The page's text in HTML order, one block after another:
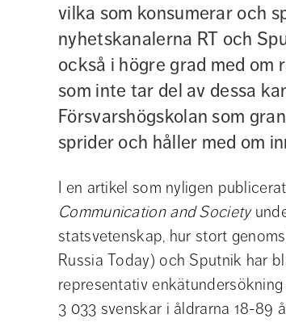
vilka som konsumerar och
nyhetskanalerna RT och
också i högre grad med
som inte tar del av dessa
Försvarshögskolan som
sprider och håller med om
I en artikel som nyligen
Communication and Society
statsvetenskap, hur stort
Russia Today) och Sputnik har
representativ
3 033 svenskar i åldrarna 18-89